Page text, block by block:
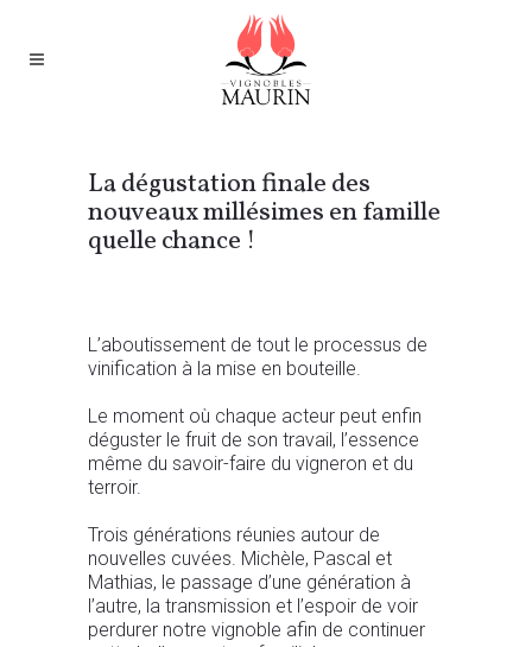
La dégustation finale des
nouveaux millésimes en famille
quelle chance !
L’aboutissement de tout le processus de
vinification à la mise en bouteille.
Le moment où chaque acteur peut enfin
déguster le fruit de son travail, l’essence
même du savoir-faire du vigneron et du
terroir.
Trois générations réunies autour de
nouvelles cuvées. Michèle, Pascal et
Mathias, le passage d’une génération à
l’autre, la transmission et l’espoir de voir
perdurer notre vignoble afin de continuer